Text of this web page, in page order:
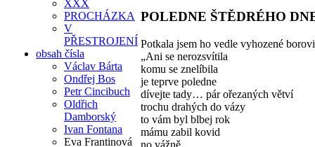
XXX
PROCHÁZKA
V
PŘESTROJENÍ
obsah čísla
Václav Bárta
Ondřej Bos
Petr Cincibuch
Oldřich
Damborský
Ivan Fontana
Eva Frantinová
POLEDNE ŠTĚDRÉHO
Potkala jsem ho vedle vyhozené
„Ani se nerozsvítila
komu se znelíbila
je teprve poledne
dívejte tady… pár ořezaných větví
trochu drahých do vázy
to vám byl blbej rok
mámu zabil kovid